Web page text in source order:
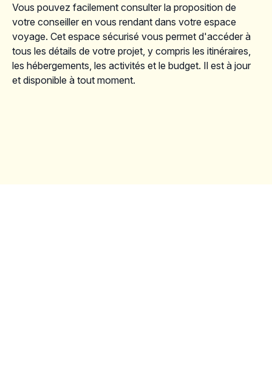
Vous pouvez facilement consulter la proposition de
votre conseiller en vous rendant dans votre espace
voyage. Cet espace sécurisé vous permet d'accéder à
tous les détails de votre projet, y compris les itinéraires,
les hébergements, les activités et le budget. Il est à jour
et disponible à tout moment.